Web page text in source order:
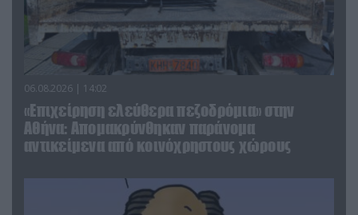
06.08.2026 | 14:02
«Επιχείρηση ελεύθερα πεζοδρόμια» στην
Αθήνα: Απομακρύνθηκαν παράνομα
αντικείμενα από κοινόχρηστους χώρους